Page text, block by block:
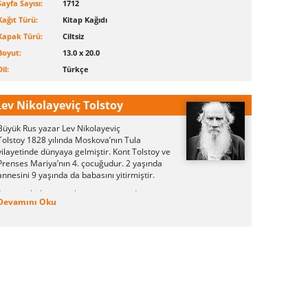
Sayısı:
1712
Türü:
Kitap Kağıdı
Türü:
Ciltsiz
13.0 x 20.0
Türkçe
Nikolayeviç Tolstoy
Rus yazar Lev Nikolayeviç
1828 yılında Moskova’nın Tula
dünyaya gelmiştir. Kont Tolstoy ve
Mariya’nın 4. çocuğudur. 2 yaşında
9 yaşında da babasını yitirmiştir.
Anne ve babasının olmaması yüzünden
halalarının yanında geçirdi.
Oku